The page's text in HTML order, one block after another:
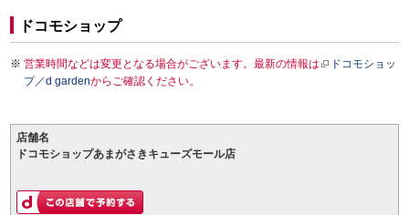
ドコモショップ
営業時間などは変更となる場合がございます。最新の情報は
ドコモショッ
プ／d gardenからご確認ください。
店舗名
ドコモショップあまがさきキューズモール店